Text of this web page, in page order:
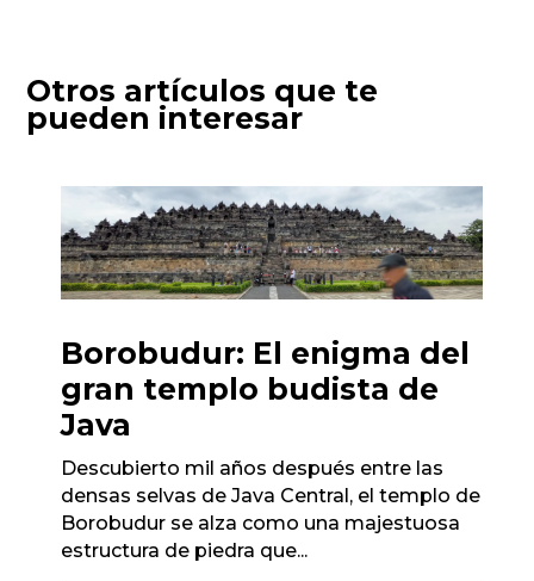
Otros artículos que te
pueden interesar
Borobudur: El enigma del
gran templo budista de
Java
Descubierto mil años después entre las
densas selvas de Java Central, el templo de
Borobudur se alza como una majestuosa
estructura de piedra que...